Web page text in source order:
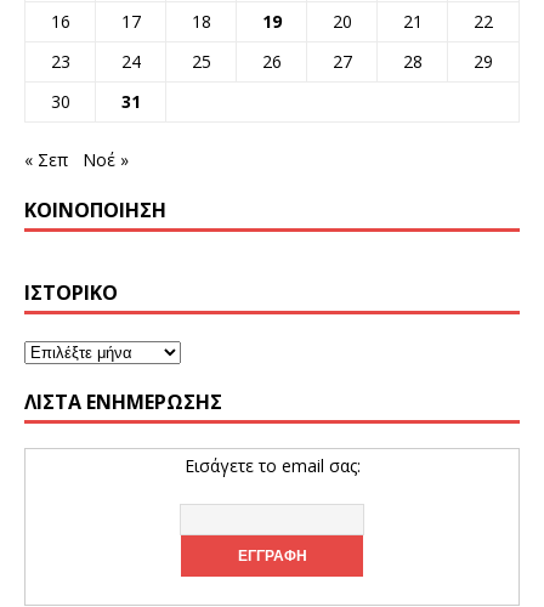
16
17 18 19 20 21
22
23
24 25 26 27 28
29
30
31
« Σεπ Νοέ »
ΚΟΙΝΟΠΟΊΗΣΗ
ΙΣΤΟΡΙΚΌ
ΛΊΣΤΑ ΕΝΗΜΈΡΩΣΗΣ
Εισάγετε το email σας: